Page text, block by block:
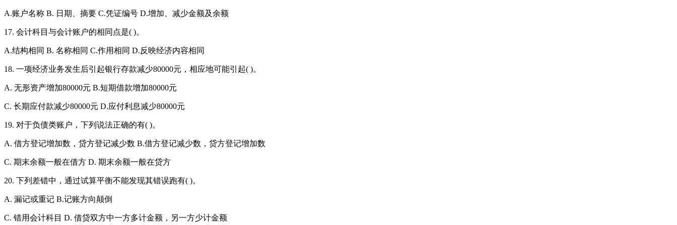
A.账户名称 B. 日期、摘要 C.凭证编号 D.增加、减少金额及余额
17. 会计科目与会计账户的相同点是( )。
A.结构相同 B. 名称相同 C.作用相同 D.反映经济内容相同
18. 一项经济业务发生后引起银行存款减少80000元，相应地可能引起( )。
A. 无形资产增加80000元 B.短期借款增加80000元
C. 长期应付款减少80000元 D.应付利息减少80000元
19. 对于负债类账户，下列说法正确的有( )。
A. 借方登记增加数，贷方登记减少数 B.借方登记减少数，贷方登记增加数
C. 期末余额一般在借方 D. 期末余额一般在贷方
20. 下列差错中，通过试算平衡不能发现其错误跑有( )。
A. 漏记或重记 B.记账方向颠倒
C. 错用会计科目 D. 借贷双方中一方多计金额，另一方少计金额